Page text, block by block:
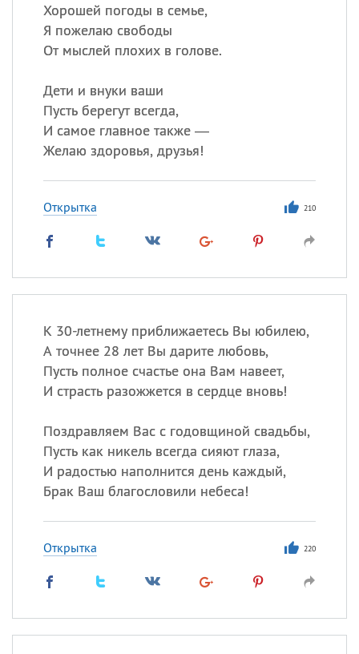
Хорошей погоды в семье,
Я пожелаю свободы
От мыслей плохих в голове.
Дети и внуки ваши
Пусть берегут всегда,
И самое главное также —
Желаю здоровья, друзья!
Открытка 210
К 30-летнему приближаетесь Вы юбилею,
А точнее 28 лет Вы дарите любовь,
Пусть полное счастье она Вам навеет,
И страсть разожжется в сердце вновь!
Поздравляем Вас с годовщиной свадьбы,
Пусть как никель всегда сияют глаза,
И радостью наполнится день каждый,
Брак Ваш благословили небеса!
Открытка 220